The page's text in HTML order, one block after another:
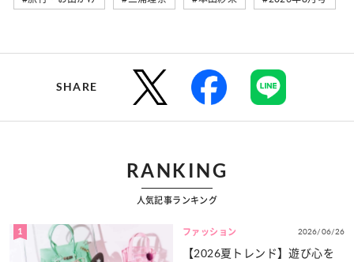
SHARE
RANKING
人気記事ランキング
1 ファッション 2026/06/26
【2026夏トレンド】遊び心を